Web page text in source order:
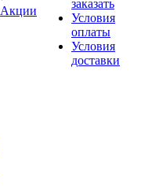
Акции
заказать
Условия
оплаты
Условия
доставки